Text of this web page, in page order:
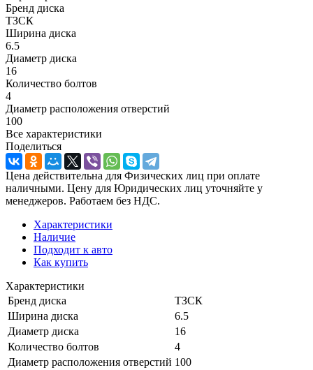
Бренд диска
ТЗСК
Ширина диска
6.5
Диаметр диска
16
Количество болтов
4
Диаметр расположения отверстий
100
Все характеристики
Поделиться
Цена действительна для Физических лиц при оплате
наличными. Цену для Юридических лиц уточняйте у
менеджеров. Работаем без НДС.
Характеристики
Наличие
Подходит к авто
Как купить
Характеристики
Бренд диска
ТЗСК
Ширина диска
6.5
Диаметр диска
16
Количество болтов
4
Диаметр расположения отверстий 100